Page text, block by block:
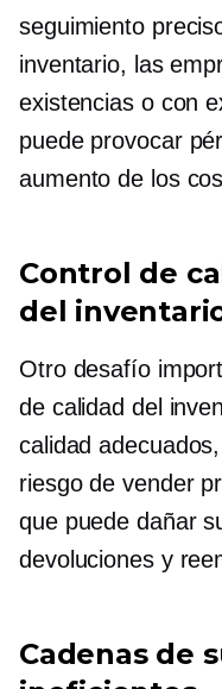
seguimiento
inventario, las
existencias o con
puede provocar
aumento de los
Control de
del
Otro desafío
de calidad del
calidad
riesgo de vender
que puede dañar
devoluciones y
Cadenas de